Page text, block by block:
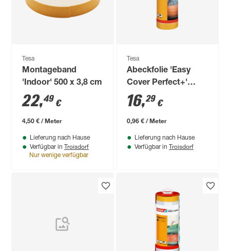
Tesa
Montageband
'Indoor' 500 x 3,8 cm
22,49 €
4,50 € / Meter
Lieferung nach Hause
Verfügbar in Troisdorf
Nur wenige verfügbar
Tesa
Abeckfolie 'Easy
Cover Perfect+'
Nachfüllpack 2,6 x
17 m
16,29 €
0,96 € / Meter
Lieferung nach Hause
Verfügbar in Troisdorf